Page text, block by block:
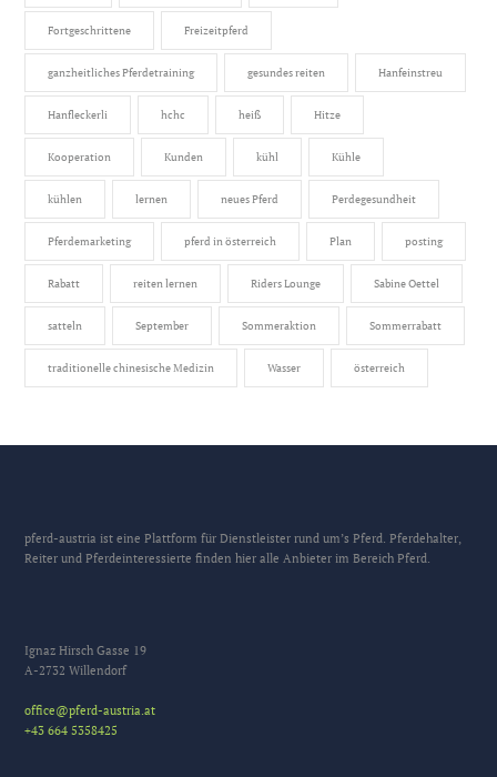
Fortgeschrittene Freizeitpferd
ganzheitliches Pferdetraining gesundes reiten Hanfeinstreu
Hanfleckerli hchc heiß Hitze
Kooperation Kunden kühl Kühle
kühlen lernen neues Pferd Perdegesundheit
Pferdemarketing pferd in österreich Plan posting
Rabatt reiten lernen Riders Lounge Sabine Oettel
satteln September Sommeraktion Sommerrabatt
traditionelle chinesische Medizin Wasser österreich
pferd-austria ist eine Plattform für Dienstleister rund um’s Pferd. Pferdehalter,
Reiter und Pferdeinteressierte finden hier alle Anbieter im Bereich Pferd.
Ignaz Hirsch Gasse 19
A-2732 Willendorf
office@pferd-austria.at
+43 664 5358425